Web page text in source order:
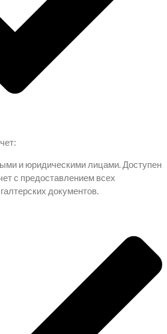
и юридическими лицами. Доступен
с предоставлением всех
документов.